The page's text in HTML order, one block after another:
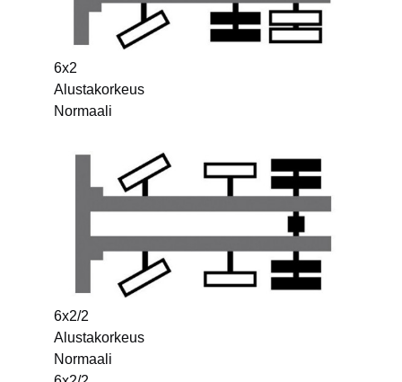
6x2
Alustakorkeus
Normaali
6x2/2
Alustakorkeus
Normaali